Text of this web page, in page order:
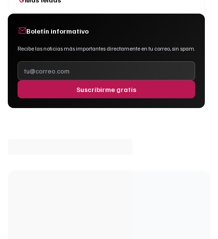
Boletín informativo
Recibe las noticias más importantes directamente en tu correo, sin spam.
Suscribirme gratis